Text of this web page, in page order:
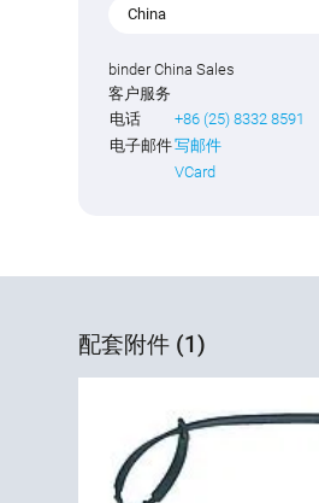
China
binder China Sales
客户服务
电话
+86 (25) 8332 8591
电子邮件写邮件
VCard
配套附件 (1)